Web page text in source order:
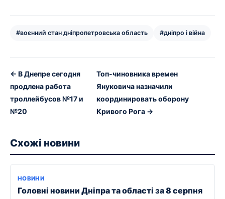
#воєнний стан дніпропетровська область #дніпро і війна
← В Днепре сегодня
продлена работа
троллейбусов №17 и
№20
Топ-чиновника времен
Януковича назначили
координировать оборону
Кривого Рога →
Схожі новини
НОВИНИ
Головні новини Дніпра та області за 8 серпня